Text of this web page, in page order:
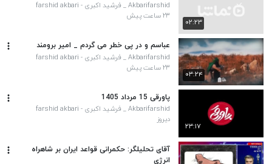
۰۲:۲۳
Akbarifarshid _ فرشید اکبری - farshid akbari
۲۳ ساعت پیش
۰۳:۲۴
عباسم و در پی خطر می گردم _ امیر برومند
Akbarifarshid _ فرشید اکبری - farshid akbari
۲۳ ساعت پیش
۲۳:۱۷
پاورقی 15 مرداد 1405
Akbarifarshid _ فرشید اکبری - farshid akbari
دیروز
آقای تحلیلگر: حکمرانی قواعد ایران بر شاهراه
انرژی